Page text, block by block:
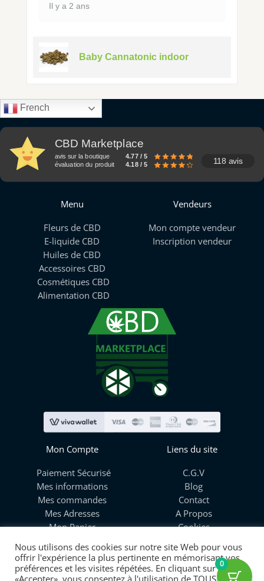
Il y a 2 ans
Baby Cannatonic indoor
French
CBD Marketplace
avis sur la boutique
4.77 / 5
évaluation du produit
4.18 / 5 118 avis
Menu
Fleurs de CBD
E-liquide CBD
Huiles de CBD
Accessoires CBD
Cosmétiques CBD
Alimentation CBD
Vendeurs
Mon compte vendeur
Inscription vendeur
Mon Compte
Paiement Sécurisé
Mes informations
Mes commandes
Mes Adresses
Mon Panier
Liens du site
C.G.V
Blog
Contact
A Propos
Cookies
Nous utilisons des cookies sur notre site Web pour vous
offrir l'expérience la plus pertinente en mémorisant vos
préférences et les visites répétées. En cliquant sur
«Accepter», vous consentez à l'utilisation de TOUS les
0